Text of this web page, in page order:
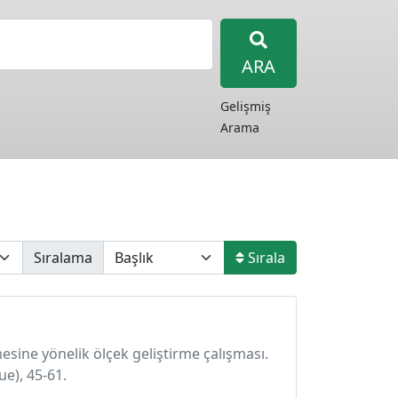
ARA
Gelişmiş
Arama
Sıralama Sırala
yönelik ölçek geliştirme çalışması.
45-61.